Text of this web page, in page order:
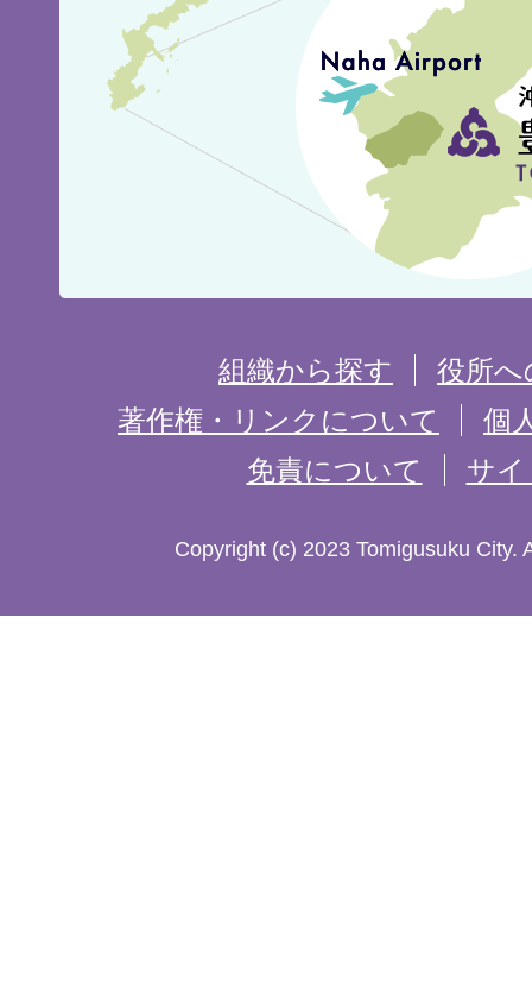
組織から探す
役所
著作権・リンクについて
個
免責について
サ
Copyright (c) 2023 Tomigusuku City.